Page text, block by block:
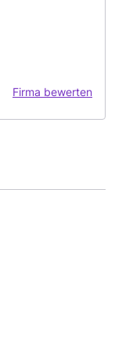
Firma bewerten